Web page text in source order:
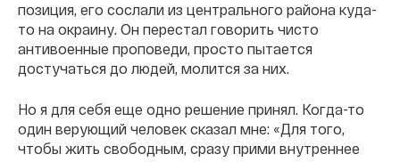
позиция, его сослали из центрального района куда-
то на окраину. Он перестал говорить чисто
антивоенные проповеди, просто пытается
достучаться до людей, молится за них.
Но я для себя еще одно решение принял. Когда-то
один верующий человек сказал мне: «Для того,
чтобы жить свободным, сразу прими внутреннее